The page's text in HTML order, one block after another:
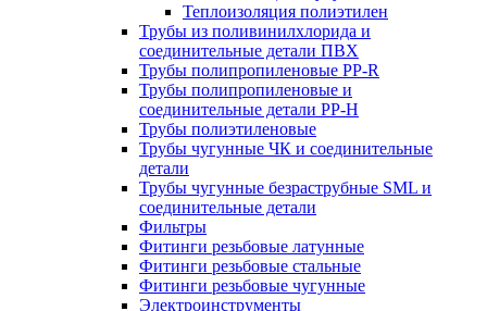
Теплоизоляция полиэтилен
Трубы из поливинилхлорида и
соединительные детали ПВХ
Трубы полипропиленовые PP-R
Трубы полипропиленовые и
соединительные детали PP-H
Трубы полиэтиленовые
Трубы чугунные ЧК и соединительные
детали
Трубы чугунные безраструбные SML и
соединительные детали
Фильтры
Фитинги резьбовые латунные
Фитинги резьбовые стальные
Фитинги резьбовые чугунные
Электроинструменты